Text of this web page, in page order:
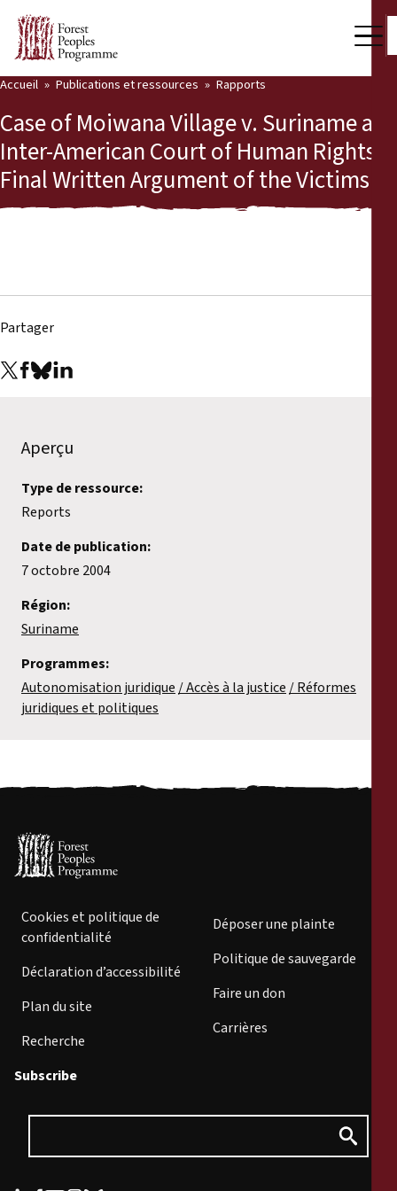
Nous soutenir
Notre travail
Voix des communautés
Partenaires et Pays
Communiqués de presse
Matériel de formation
Documents d'information
Procédures juridiques
Rapports annuels
Accueil Publications et ressources Rapports
Case of Moiwana Village v. Suriname at
Inter-American Court of Human Rights:
Final Written Argument of the Victims
Partager
Aperçu
Type de ressource:
Reports
Date de publication:
7 octobre 2004
Région:
Suriname
Programmes:
Autonomisation juridique Accès à la justice
Réformes
juridiques et politiques
Cookies et politique de
confidentialité
Déclaration d’accessibilité
Plan du site
Recherche
Déposer une plainte
Politique de sauvegarde
Faire un don
Carrières
Subscribe